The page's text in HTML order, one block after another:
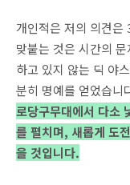
개인적은 저의 의견은
맞붙는 것은 시간의
하고 있지 않는 딕 야
분히 명예를 얻었습니
로당구무대에서 다소
를 펼치며, 새롭게 도
을 것입니다.